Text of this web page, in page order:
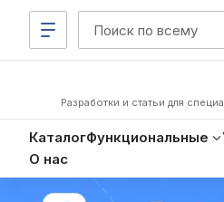
Разработки и статьи для
КаталогФункциональные
О нас